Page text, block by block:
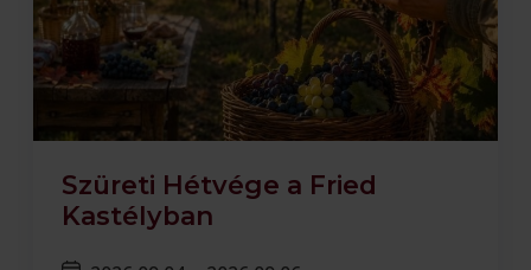
Szüreti Hétvége a Fried
Kastélyban